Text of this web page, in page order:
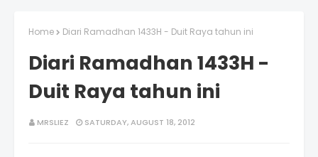
Home Diari Ramadhan 1433H - Duit Raya tahun ini
Diari Ramadhan 1433H -
Duit Raya tahun ini
MRSLIEZ SATURDAY, AUGUST 18, 2012